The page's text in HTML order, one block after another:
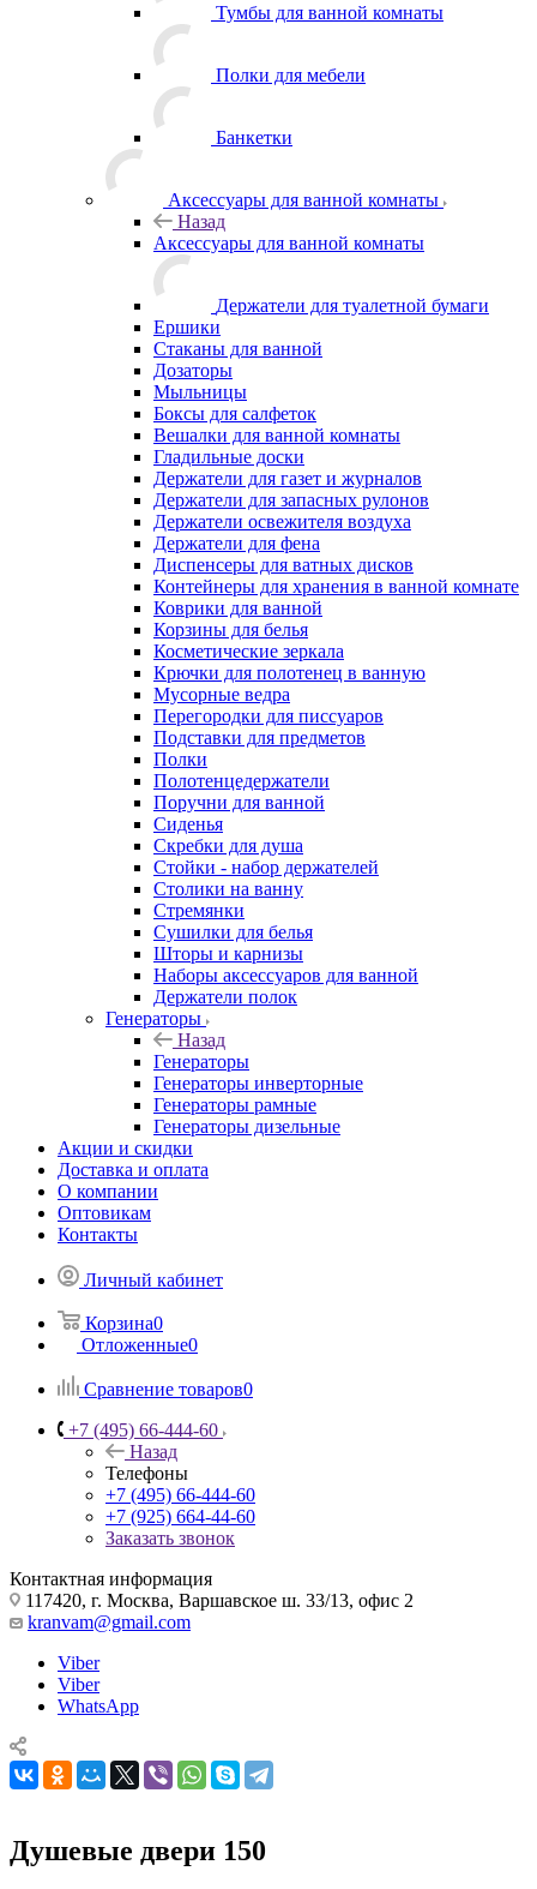
Тумбы для ванной комнаты
Полки для мебели
Банкетки
Аксессуары для ванной комнаты
Назад
Аксессуары для ванной комнаты
Держатели для туалетной бумаги
Ершики
Стаканы для ванной
Дозаторы
Мыльницы
Боксы для салфеток
Вешалки для ванной комнаты
Гладильные доски
Держатели для газет и журналов
Держатели для запасных рулонов
Держатели освежителя воздуха
Держатели для фена
Диспенсеры для ватных дисков
Контейнеры для хранения в ванной комнате
Коврики для ванной
Корзины для белья
Косметические зеркала
Крючки для полотенец в ванную
Мусорные ведра
Перегородки для писсуаров
Подставки для предметов
Полки
Полотенцедержатели
Поручни для ванной
Сиденья
Скребки для душа
Стойки - набор держателей
Столики на ванну
Стремянки
Сушилки для белья
Шторы и карнизы
Наборы аксессуаров для ванной
Держатели полок
Генераторы
Назад
Генераторы
Генераторы инверторные
Генераторы рамные
Генераторы дизельные
Акции и скидки
Доставка и оплата
О компании
Оптовикам
Контакты
Личный кабинет
Корзина0
Отложенные0
Сравнение товаров0
+7 (495) 66-444-60
Назад
Телефоны
+7 (495) 66-444-60
+7 (925) 664-44-60
Заказать звонок
Контактная информация
117420, г. Москва, Варшавское ш. 33/13, офис 2
kranvam@gmail.com
Viber
Viber
WhatsApp
Душевые двери 150